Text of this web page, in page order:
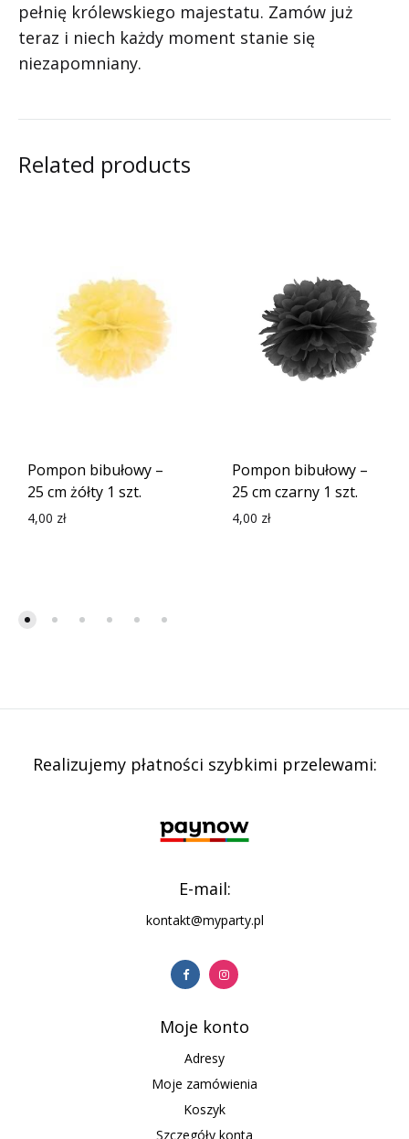
pełnię królewskiego majestatu. Zamów już
teraz i niech każdy moment stanie się
niezapomniany.
Related products
Pompon bibułowy –
25 cm żółty 1 szt.
4,00 zł
Pompon bibułowy –
25 cm czarny 1 szt.
4,00 zł
Realizujemy płatności szybkimi przelewami:
E-mail:
kontakt@myparty.pl
Moje konto
Adresy
Moje zamówienia
Koszyk
Szczegóły konta